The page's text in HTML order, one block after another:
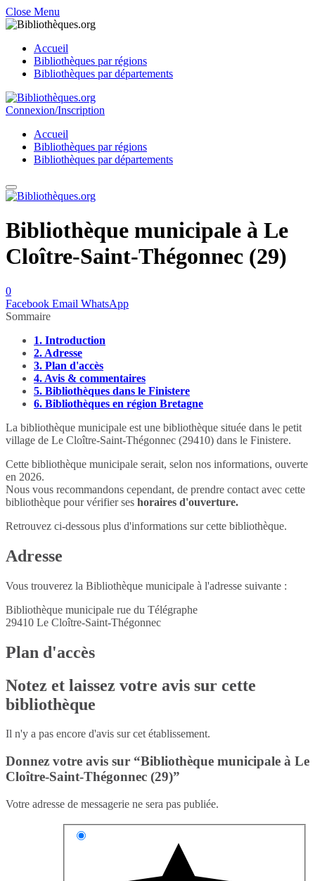
Close Menu
Accueil
Bibliothèques par régions
Bibliothèques par départements
Connexion/Inscription
Accueil
Bibliothèques par régions
Bibliothèques par départements
Bibliothèque municipale à Le
Cloître-Saint-Thégonnec (29)
0
Facebook Email WhatsApp
Sommaire
1. Introduction
2. Adresse
3. Plan d'accès
4. Avis & commentaires
5. Bibliothèques dans le Finistere
6. Bibliothèques en région Bretagne
La bibliothèque municipale est une bibliothèque située dans le petit
village de Le Cloître-Saint-Thégonnec (29410) dans le Finistere.
Cette bibliothèque municipale serait, selon nos informations, ouverte
en 2026.
Nous vous recommandons cependant, de prendre contact avec cette
bibliothèque pour vérifier ses horaires d'ouverture.
Retrouvez ci-dessous plus d'informations sur cette bibliothèque.
Adresse
Vous trouverez la Bibliothèque municipale à l'adresse suivante :
Bibliothèque municipale rue du Télégraphe
29410 Le Cloître-Saint-Thégonnec
Plan d'accès
Notez et laissez votre avis sur cette
bibliothèque
Il n'y a pas encore d'avis sur cet établissement.
Donnez votre avis sur “Bibliothèque municipale à Le
Cloître-Saint-Thégonnec (29)”
Votre adresse de messagerie ne sera pas publiée.